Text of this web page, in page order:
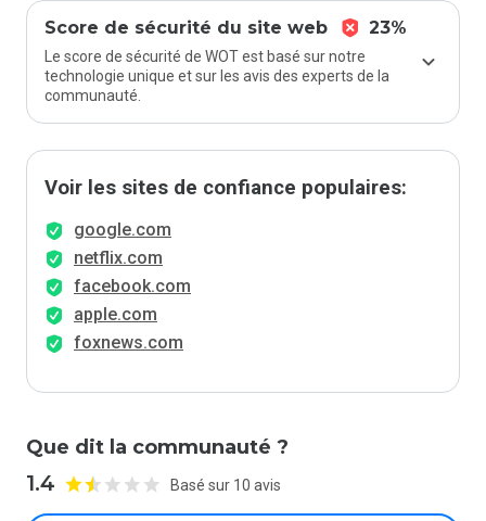
Score de sécurité du site web 23%
Le score de sécurité de WOT est basé sur notre
technologie unique et sur les avis des experts de la
communauté.
Voir les sites de confiance populaires:
google.com
netflix.com
facebook.com
apple.com
foxnews.com
Que dit la communauté ?
1.4 Basé sur 10 avis